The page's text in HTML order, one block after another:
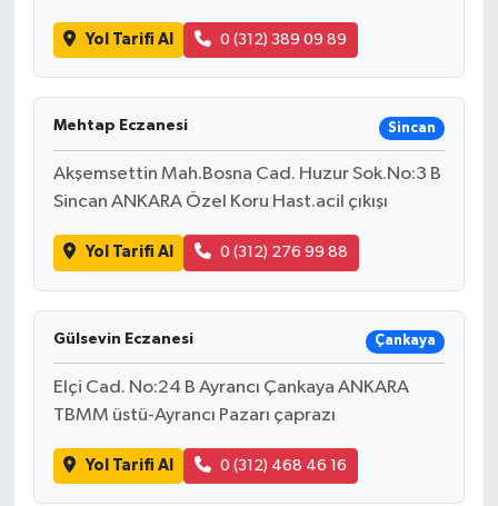
Yol Tarifi Al 0 (312) 389 09 89
Mehtap Eczanesi Sincan
Akşemsettin Mah.Bosna Cad. Huzur Sok.No:3 B
Sincan ANKARA Özel Koru Hast.acil çıkışı
Yol Tarifi Al 0 (312) 276 99 88
Gülsevin Eczanesi Çankaya
Elçi Cad. No:24 B Ayrancı Çankaya ANKARA
TBMM üstü-Ayrancı Pazarı çaprazı
Yol Tarifi Al 0 (312) 468 46 16